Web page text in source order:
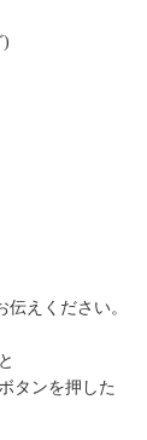
)
えください。
タンを押した